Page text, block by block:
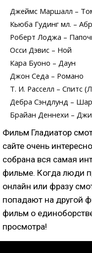
Джеймс Маршалл –
Кьюба Гудинг мл. –
Роберт Лоджа –
Осси Дэвис – Ной
Кара Буоно – Даун
Джон Седа – Романо
Т. И. Расселл – Спитс
Дебра Сэндлунд –
Брайан Деннехи –
Фильм Гладиатор
сайте очень
собрана вся самая
фильме. Когда люди
онлайн или фразу
попадают на другой
фильм о
просмотра!